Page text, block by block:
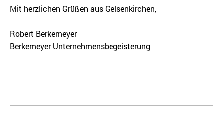
Mit herzlichen Grüßen aus Gelsenkirchen,
Robert Berkemeyer
Berkemeyer Unternehmensbegeisterung